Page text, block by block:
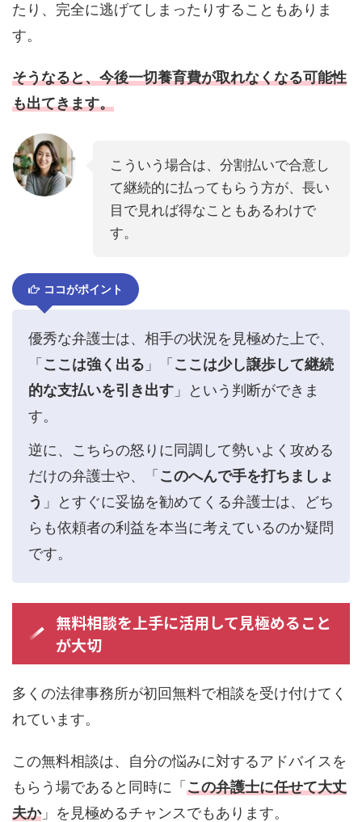
たり、完全に逃げてしまったりすることもありま
す。
そうなると、今後一切養育費が取れなくなる可能性
も出てきます。
こういう場合は、分割払いで合意し
て継続的に払ってもらう方が、長い
目で見れば得なこともあるわけで
す。
ココがポイント
優秀な弁護士は、相手の状況を見極めた上で、
「 ここは強く出る 」「 ここは少し譲歩して継続
的な支払いを引き出す 」という判断ができま
す。
逆に、こちらの怒りに同調して勢いよく攻める
だけの弁護士や、「 このへんで手を打ちましょ
う 」とすぐに妥協を勧めてくる弁護士は、どち
らも依頼者の利益を本当に考えているのか疑問
です。
無料相談を上手に活用して見極めること
が大切
多くの法律事務所が初回無料で相談を受け付けてく
れています。
この無料相談は、自分の悩みに対するアドバイスを
もらう場であると同時に「 この弁護士に任せて大丈
夫か」を見極めるチャンスでもあります。